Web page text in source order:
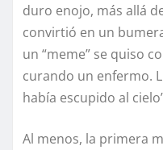
duro enojo, más allá
convirtió en un
un “meme” se quiso
curando un enfermo.
había escupido al
Al menos, la primera